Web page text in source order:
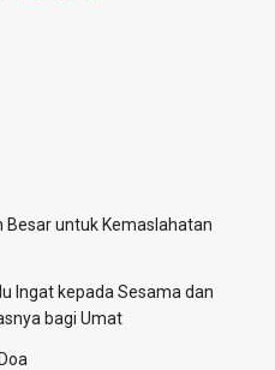
Besar untuk Kemaslahatan
Ingat kepada Sesama dan
bagi Umat